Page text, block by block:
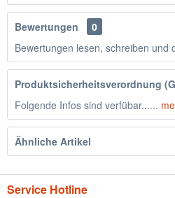
Bewertungen
0
Bewertungen lesen, schreiben und
Produktsicherheitsverordnung
Folgende Infos sind verfübar......
Ähnliche Artikel
Service Hotline